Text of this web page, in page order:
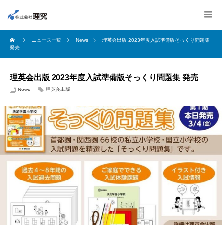
ニュース一覧 News
理英会出版 2023年度入試準備版そっくり問題集
発売
理英会出版 2023年度入試準備版そっくり問題集 発売
News 理英会出版